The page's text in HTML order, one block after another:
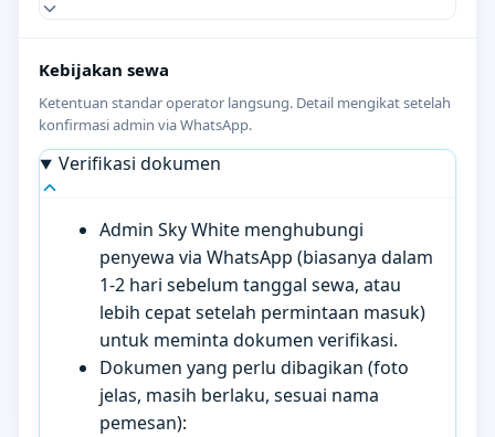
Kebijakan sewa
Ketentuan standar operator langsung. Detail mengikat setelah
konfirmasi admin via WhatsApp.
Verifikasi dokumen
Admin Sky White menghubungi
penyewa via WhatsApp (biasanya dalam
1-2 hari sebelum tanggal sewa, atau
lebih cepat setelah permintaan masuk)
untuk meminta dokumen verifikasi.
Dokumen yang perlu dibagikan (foto
jelas, masih berlaku, sesuai nama
pemesan):